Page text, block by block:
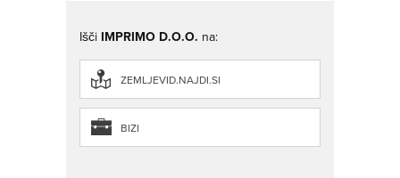
Išči IMPRIMO D.O.O. na:
ZEMLJEVID.NAJDI.SI
BIZI